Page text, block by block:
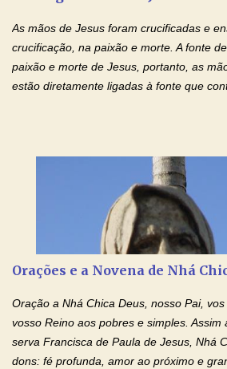
As mãos de Jesus foram crucificadas e
crucificação, na paixão e morte. A fonte
paixão e morte de Jesus, portanto, as
estão diretamente ligadas à fonte que
ensanguentadas, chagadas e abertas,
momento. Sinto-me completamente sem
carregando as minhas cruzes. Preciso
Tuas Mãos, que suportaram a mais
pregadas na Cruz, reergam-me e curem-
amo. Nós precisamos desesperadamente
espiritual, através do toque consolador de
ensanguentadas e infinitamente
apesar de toda a minha limitação e da
Orações e a Novena de Nhá
Oração a Nhá Chica Deus, nosso Pai,
vosso Reino aos pobres e simples. Assim
serva Francisca de Paula de Jesus, Nhá
dons: fé profunda, amor ao próximo e